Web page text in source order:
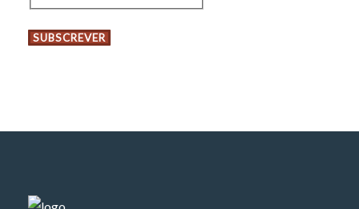
SUBSCREVER